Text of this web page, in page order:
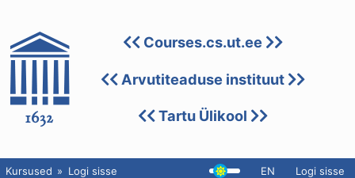
Courses.cs.ut.ee
Arvutiteaduse instituut
Tartu Ülikool
Kursused Logi sisse EN Logi sisse